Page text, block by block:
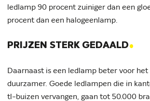
ledlamp 90 procent zuiniger dan een
procent dan een halogeenlamp.
PRIJZEN STERK GEDAALD.
Daarnaast is een ledlamp beter voor het
duurzamer. Goede ledlampen die in
tl-buizen vervangen, gaan tot 50.000